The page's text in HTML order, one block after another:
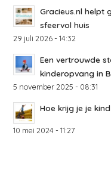
Gracieus.nl helpt
sfeervol huis
29 juli 2026 - 14:32
Een vertrouwde
kinderopvang in
5 november 2025 - 08:31
Hoe krijg je je
10 mei 2024 - 11:27